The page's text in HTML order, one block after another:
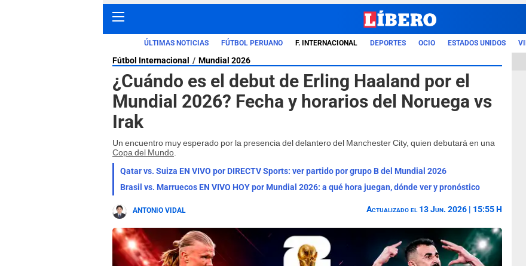
ÚLTIMAS NOTICIAS FÚTBOL PERUANO F. INTERNACIONAL DEPORTES OCIO ESTADOS UNIDOS
Fútbol Internacional Mundial 2026
¿Cuándo es el debut de Erling Haaland por el
Mundial 2026? Fecha y horarios del Noruega vs
Irak
Un encuentro muy esperado por la presencia del delantero del Manchester City, quien debutará en una
Copa del Mundo
Qatar vs. Suiza EN VIVO por DIRECTV Sports: ver partido por grupo B del Mundial 2026
Brasil vs. Marruecos EN VIVO HOY por Mundial 2026: a qué hora juegan, dónde ver y pronóstico
ANTONIO VIDAL Actualizado el 13 Jun. 2026 | 15:55 H